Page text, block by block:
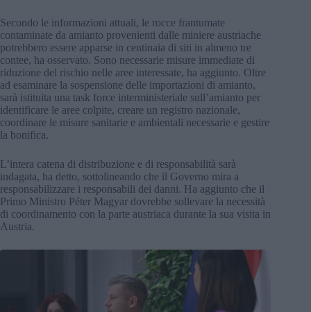
Secondo le informazioni attuali, le rocce frantumate
contaminate da amianto provenienti dalle miniere austriache
potrebbero essere apparse in centinaia di siti in almeno tre
contee, ha osservato. Sono necessarie misure immediate di
riduzione del rischio nelle aree interessate, ha aggiunto. Oltre
ad esaminare la sospensione delle importazioni di amianto,
sarà istituita una task force interministeriale sull’amianto per
identificare le aree colpite, creare un registro nazionale,
coordinare le misure sanitarie e ambientali necessarie e gestire
la bonifica.
L’intera catena di distribuzione e di responsabilità sarà
indagata, ha detto, sottolineando che il Governo mira a
responsabilizzare i responsabili dei danni. Ha aggiunto che il
Primo Ministro Péter Magyar dovrebbe sollevare la necessità
di coordinamento con la parte austriaca durante la sua visita in
Austria.